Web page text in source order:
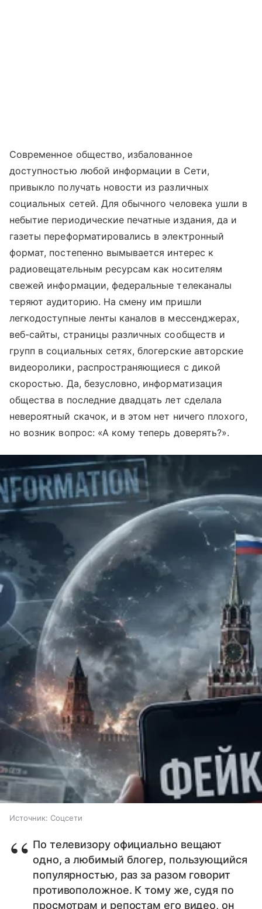
Современное общество, избалованное
доступностью любой информации в Сети,
привыкло получать новости из различных
социальных сетей. Для обычного человека ушли в
небытие периодические печатные издания, да и
газеты переформатировались в электронный
формат, постепенно вымывается интерес к
радиовещательным ресурсам как носителям
свежей информации, федеральные телеканалы
теряют аудиторию. На смену им пришли
легкодоступные ленты каналов в мессенджерах,
веб-сайты, страницы различных сообществ и
групп в социальных сетях, блогерские авторские
видеоролики, распространяющиеся с дикой
скоростью. Да, безусловно, информатизация
общества в последние двадцать лет сделала
невероятный скачок, и в этом нет ничего плохого,
но возник вопрос: «А кому теперь доверять?».
Источник: Соцсети
По телевизору официально вещают
одно, а любимый блогер, пользующийся
популярностью, раз за разом говорит
противоположное. К тому же, судя по
просмотрам и репостам его видео, он